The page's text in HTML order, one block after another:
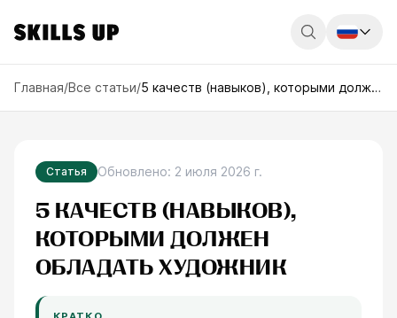
Беларусь
Главная/Все статьи/ 5 качеств (навыков), которыми должен обладать художник
Статья Обновлено: 2 июля 2026 г.
5 КАЧЕСТВ (НАВЫКОВ),
КОТОРЫМИ ДОЛЖЕН
ОБЛАДАТЬ ХУДОЖНИК